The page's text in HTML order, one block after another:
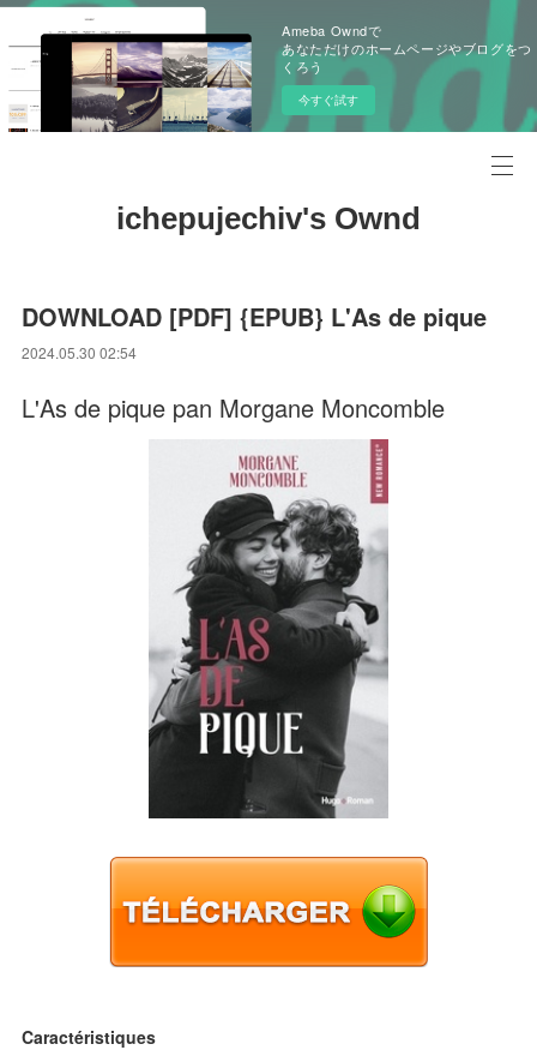
Ameba Owndで
あなただけのホームページやブログをつ
くろう
今すぐ試す
ichepujechiv's Ownd
DOWNLOAD [PDF] {EPUB} L'As de pique
2024.05.30 02:54
L'As de pique pan Morgane Moncomble
Caractéristiques